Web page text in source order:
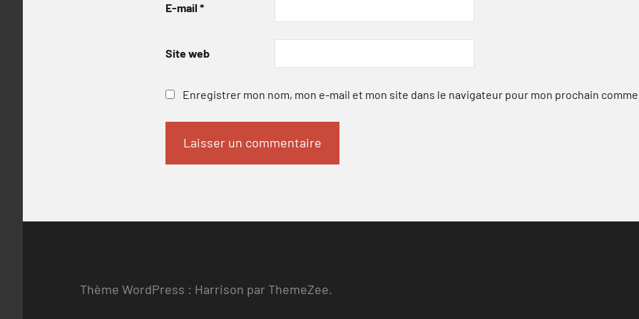
E-mail *
Site web
Enregistrer mon nom, mon e-mail et mon site dans le navigateur pour mon prochain
Thème WordPress : Harrison par ThemeZee.